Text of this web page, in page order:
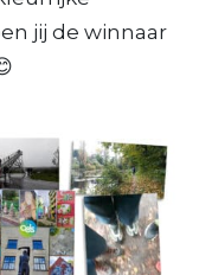
jij de winnaar